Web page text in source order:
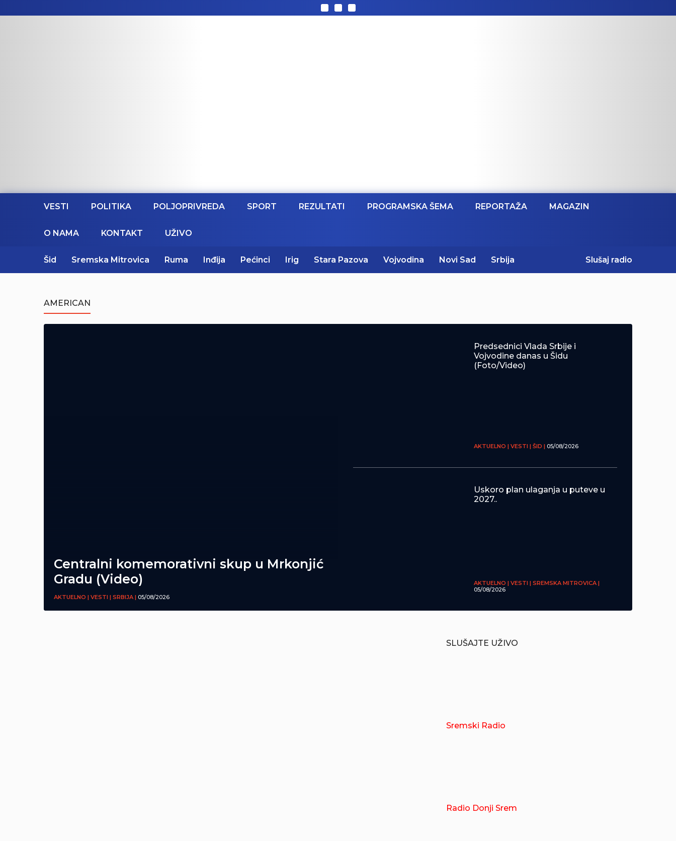
VESTI POLITIKA POLJOPRIVREDA SPORT REZULTATI PROGRAMSKA ŠEMA REPORTAŽA MAGAZIN
O NAMA KONTAKT UŽIVO
Šid Sremska Mitrovica Ruma Inđija Pećinci Irig Stara Pazova Vojvodina Novi Sad Srbija Slušaj radio
AMERICAN
Centralni komemorativni skup u Mrkonjić
Gradu (Video)
AKTUELNO | VESTI | SRBIJA | 05/08/2026
Predsednici Vlada Srbije i
Vojvodine danas u Šidu
(Foto/Video)
AKTUELNO | VESTI | ŠID | 05/08/2026
Uskoro plan ulaganja u puteve u
2027..
AKTUELNO | VESTI | SREMSKA MITROVICA |
05/08/2026
SLUŠAJTE UŽIVO
Sremski Radio
Radio Donji Srem